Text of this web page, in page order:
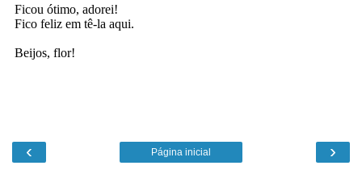
‹ ›
Página inicial